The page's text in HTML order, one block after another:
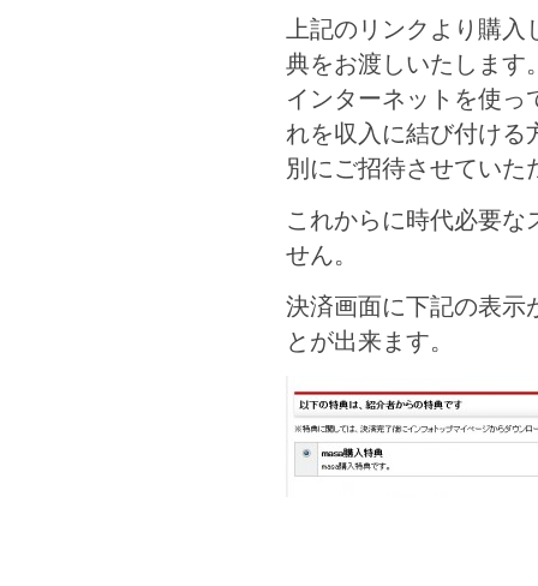
上記のリンクより購
典をお渡しいたします
インターネットを使っ
れを収入に結び付ける
別にご招待させていた
これからに時代必要な
せん。
決済画面に下記の表示
とが出来ます。